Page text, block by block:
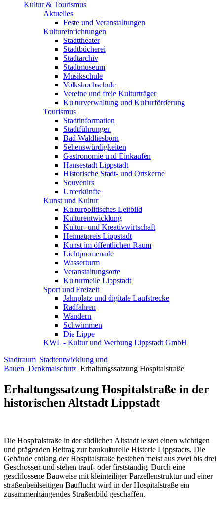
Kultur & Tourismus
Aktuelles
Feste und Veranstaltungen
Kultureinrichtungen
Stadttheater
Stadtbücherei
Stadtarchiv
Stadtmuseum
Musikschule
Volkshochschule
Vereine und freie Kulturträger
Kulturverwaltung und Kulturförderung
Tourismus
Stadtinformation
Stadtführungen
Bad Waldliesborn
Sehenswürdigkeiten
Gastronomie und Einkaufen
Hansestadt Lippstadt
Historische Stadt- und Ortskerne
Souvenirs
Unterkünfte
Kunst und Kultur
Kulturpolitisches Leitbild
Kulturentwicklung
Kultur- und Kreativwirtschaft
Heimatpreis Lippstadt
Kunst im öffentlichen Raum
Lichtpromenade
Wasserturm
Veranstaltungsorte
Kulturmeile Lippstadt
Sport und Freizeit
Jahnplatz und digitale Laufstrecke
Radfahren
Wandern
Schwimmen
Die Lippe
KWL - Kultur und Werbung Lippstadt GmbH
Stadtraum Stadtentwicklung und
Bauen Denkmalschutz Erhaltungssatzung Hospitalstraße
Erhaltungssatzung Hospitalstraße in der
historischen Altstadt Lippstadt
Die Hospitalstraße in der südlichen Altstadt leistet einen wichtigen
und prägenden Beitrag zur baukulturelle Historie Lippstadts. Die
Gebäude entlang der Hospitalstraße bestehen meist aus zwei bis drei
Geschossen und stehen trauf- oder firstständig. Durch eine
geschlossene Bauweise mit kleinteiliger Parzellenstruktur und einer
straßenbeidseitigen Bauflucht wird in der Hospitalstraße ein
zusammenhängendes Straßenbild geschaffen.